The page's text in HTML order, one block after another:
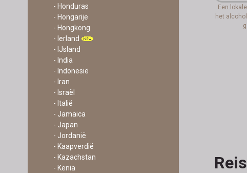
- Honduras
- Hongarije
- Hongkong
- Ierland
- IJsland
- India
- Indonesië
- Iran
- Israël
- Italië
- Jamaica
- Japan
- Jordanië
- Kaapverdië
- Kazachstan
- Kenia
Een
het